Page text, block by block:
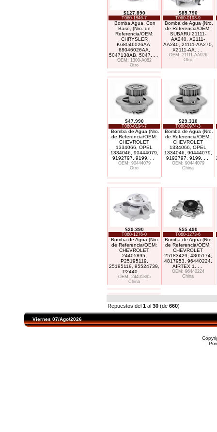
$127.890
T060-1846-7
Bomba Agua, Con
Base, (Nro. de
Referencia/OEM:
CHRYSLER
K68046026AA,
68046026AA,
5047138AB, 5047
OEM: 1300-A082
Otro
$85.790
T060-0193-9
Bomba de Agua (Nro.
de Referencia/OEM:
SUBARU 21111-
AA240, X2111-
AA240, 21111-AA270,
X2111-AA
OEM: 21111-AA026
Otro
$47.990
T060-0194-7
Bomba de Agua (Nro.
de Referencia/OEM:
CHEVROLET
1334066, OPEL
1334046, 90444079,
9192797, 9199
OEM: 90444079
Otro
$29.310
T060-0974-3
Bomba de Agua (Nro.
de Referencia/OEM:
CHEVROLET
1334066, OPEL
1334046, 90444079,
9192797, 9199
OEM: 90444079
China
$29.390
T060-1276-0
Bomba de Agua (Nro.
de Referencia/OEM:
CHEVROLET
24405895,
P25195119,
25195119, 95524739,
P2440. . .
OEM: 24405895
China
$55.490
T060-1273-6
Bomba de Agua (Nro.
de Referencia/OEM:
CHEVROLET
25183429, 4805174,
4817953, 96440224,
AIRTEX 1
OEM: 96440224
China
Repuestos del 1 al 30 (de 660)
Viernes 07/Ago/2026